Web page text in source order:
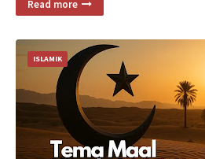
Read more
ISLAMIK